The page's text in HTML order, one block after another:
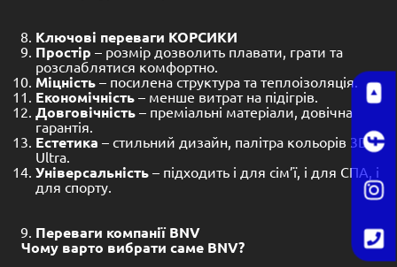
Ключові переваги КОРСИКИ
Простір – розмір дозволить плавати, грати та
розслаблятися комфортно.
Міцність – посилена структура та теплоізоляція.
Економічність – менше витрат на підігрів.
Довговічність – преміальні матеріали, довічна
гарантія.
Естетика – стильний дизайн, палітра кольорів 3D
Ultra.
Універсальність – підходить і для сім’ї, і для СПА, і
для спорту.
Переваги компанії BNV
Чому варто вибрати саме BNV?